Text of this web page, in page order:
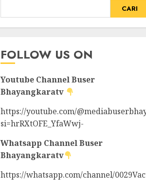
CARI
FOLLOW US ON
Youtube ChannelBuser
Bhayangkaratv
https://youtube.com/
si=hrRXtOFE_YfaWwj-
Whatsapp ChannelBuser
Bhayangkaratv
https://whatsapp.com/channel/